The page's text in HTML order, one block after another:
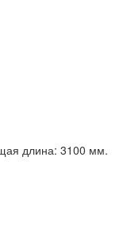
длина: 3100 мм.